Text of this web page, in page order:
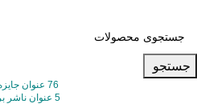
جستجو
76 عنوان جایزه کتاب
5 عنوان ناشر برگزیده